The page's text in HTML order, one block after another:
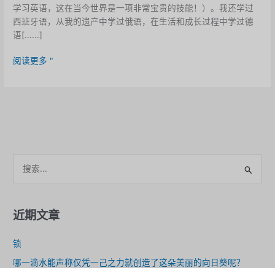
学习英语，这在当今世界是一项非常宝贵的技能！）。我还学过
西班牙语，从我的遗产中学过俄语，在生活和成长过程中学过德
语[......]
我
阅读更多 "
近期文章
锁
哪一滴水能声称仅凭一己之力就创造了这朵美丽的向日葵呢？